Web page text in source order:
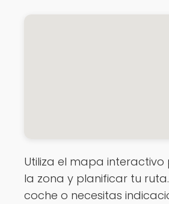
Utiliza el mapa
la zona y planificar tu ruta.
coche o necesitas